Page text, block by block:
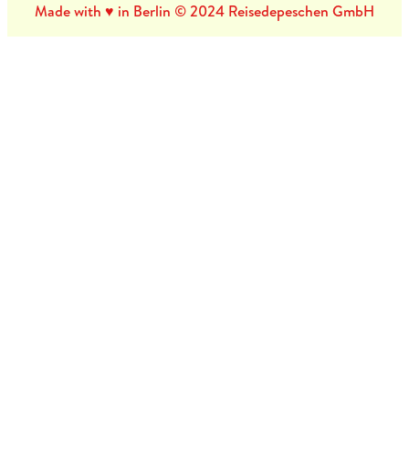
Made with ♥ in Berlin © 2024 Reisedepeschen GmbH